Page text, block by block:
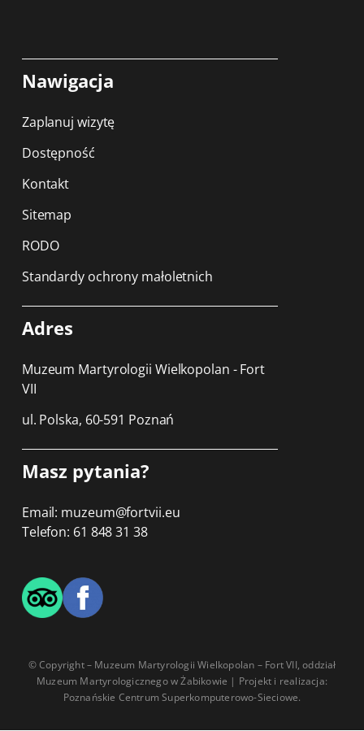
Nawigacja
Zaplanuj wizytę
Dostępność
Kontakt
Sitemap
RODO
Standardy ochrony małoletnich
Adres
Muzeum Martyrologii Wielkopolan - Fort
VII
ul. Polska, 60-591 Poznań
Masz pytania?
Email: muzeum@fortvii.eu
Telefon: 61 848 31 38
© Copyright – Muzeum Martyrologii Wielkopolan – Fort VII, oddział
Muzeum Martyrologicznego w Żabikowie | Projekt i realizacja:
Poznańskie Centrum Superkomputerowo-Sieciowe.